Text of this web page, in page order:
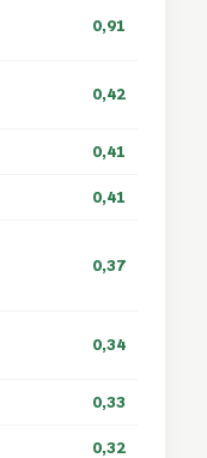
0,91
0,42
0,41
0,41
0,37
0,34
0,33
0,32